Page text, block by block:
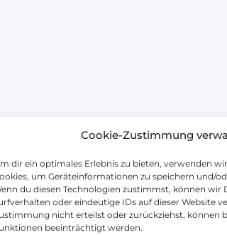
Cookie-Zustimmung
dir ein optimales Erlebnis zu bieten, verwenden
um Geräteinformationen zu speichern und/
du diesen Technologien zustimmst, können wir
oder eindeutige IDs auf dieser Website
nicht erteilst oder zurückziehst, können
beeinträchtigt werden.
Agentur | Webdesign Studio | Made with